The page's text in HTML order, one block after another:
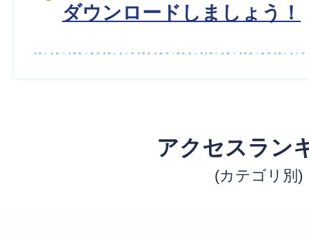
ダウンロードしましょう！
アクセスラン
(カテゴリ別)